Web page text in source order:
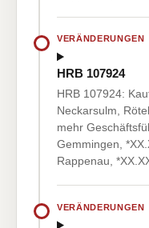
VERÄNDERUNGEN
HRB 107924
HRB 107924:
Neckarsulm,
mehr
Gemmingen,
Rappenau,
VERÄNDERUNGEN